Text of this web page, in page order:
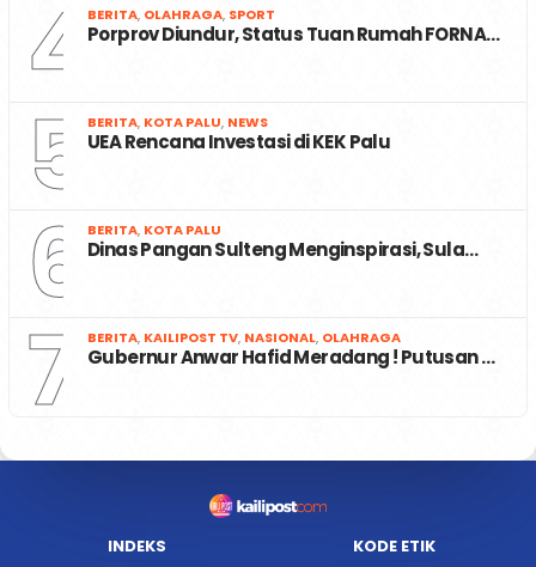
4 BERITA, OLAHRAGA, SPORT
Porprov Diundur, Status Tuan Rumah FORNA…
5 BERITA, KOTA PALU, NEWS
UEA Rencana Investasi di KEK Palu
6 BERITA, KOTA PALU
Dinas Pangan Sulteng Menginspirasi, Sula…
7 BERITA, KAILIPOST TV, NASIONAL, OLAHRAGA
Gubernur Anwar Hafid Meradang ! Putusan …
INDEKS KODE ETIK